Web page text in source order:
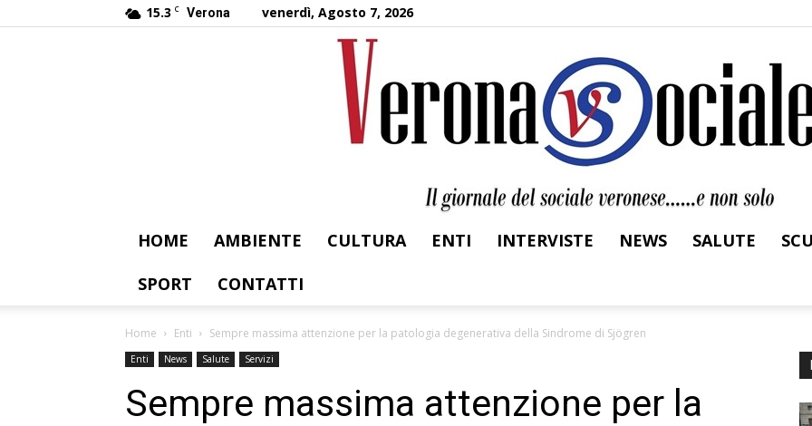
15.3 C Verona venerdì, Agosto 7, 2026
Sociale
HOME AMBIENTE CULTURA ENTI INTERVISTE NEWS SALUTE
SPORT
CONTATTI
Home Enti Sempre massima attenzione per la patologia degenerativa della Sindrome di Sjögren
Enti News Salute Servizi
Sempre massima attenzione per la